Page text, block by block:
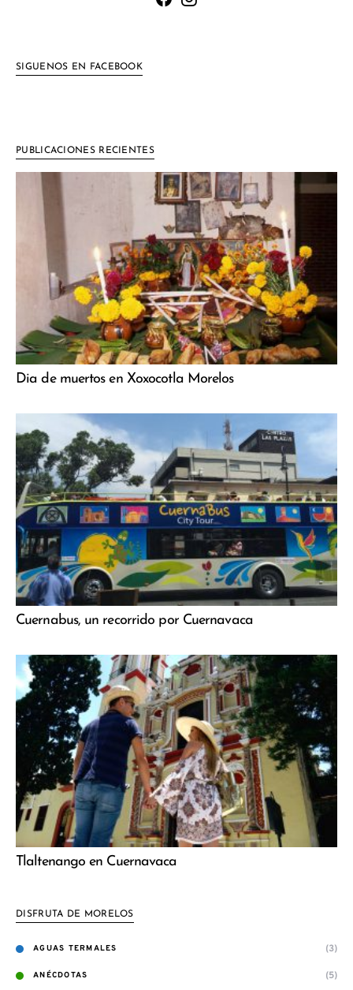
SIGUENOS EN FACEBOOK
PUBLICACIONES RECIENTES
Dia de muertos en Xoxocotla Morelos
Cuernabus, un recorrido por Cuernavaca
Tlaltenango en Cuernavaca
DISFRUTA DE MORELOS
AGUAS TERMALES (3)
ANÉCDOTAS (5)